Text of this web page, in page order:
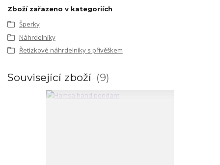
Zboží zařazeno v kategoriích
Šperky
Náhrdelníky
Řetízkové náhrdelníky s přívěškem
Související zboží 9